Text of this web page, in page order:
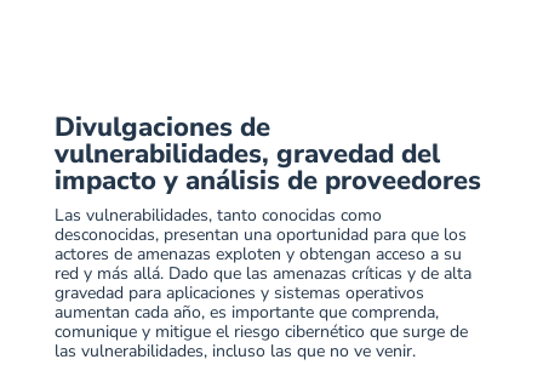
Divulgaciones de
vulnerabilidades, gravedad del
impacto y análisis de proveedores
Las vulnerabilidades, tanto conocidas como
desconocidas, presentan una oportunidad para que los
actores de amenazas exploten y obtengan acceso a su
red y más allá. Dado que las amenazas críticas y de alta
gravedad para aplicaciones y sistemas operativos
aumentan cada año, es importante que comprenda,
comunique y mitigue el riesgo cibernético que surge de
las vulnerabilidades, incluso las que no ve venir.